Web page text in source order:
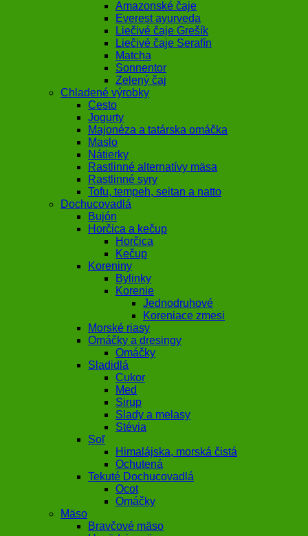
Amazonské čaje
Everest ayurveda
Liečivé čaje Grešík
Liečivé čaje Serafín
Matcha
Sonnentor
Zelený čaj
Chladené výrobky
Cesto
Jogurty
Majonéza a tatárska omáčka
Maslo
Nátierky
Rastlinné alternatívy mäsa
Rastlinné syry
Tofu, tempeh, seitan a natto
Dochucovadlá
Bujón
Horčica a kečup
Horčica
Kečup
Koreniny
Bylinky
Korenie
Jednodruhové
Koreniace zmesi
Morské riasy
Omáčky a dresingy
Omáčky
Sladidlá
Cukor
Med
Sirup
Slady a melasy
Stévia
Soľ
Himalájska, morská čistá
Ochutená
Tekuté Dochucovadlá
Ocot
Omáčky
Mäso
Bravčové mäso